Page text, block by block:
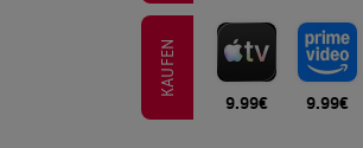
KAUFEN
9.99€ 9.99€